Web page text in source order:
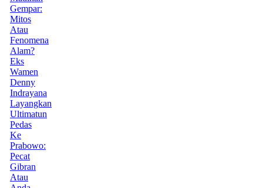
Gempar:
Mitos
Atau
Fenomena
Alam?
Eks
Wamen
Denny
Indrayana
Layangkan
Ultimatun
Pedas
Ke
Prabowo:
Pecat
Gibran
Atau